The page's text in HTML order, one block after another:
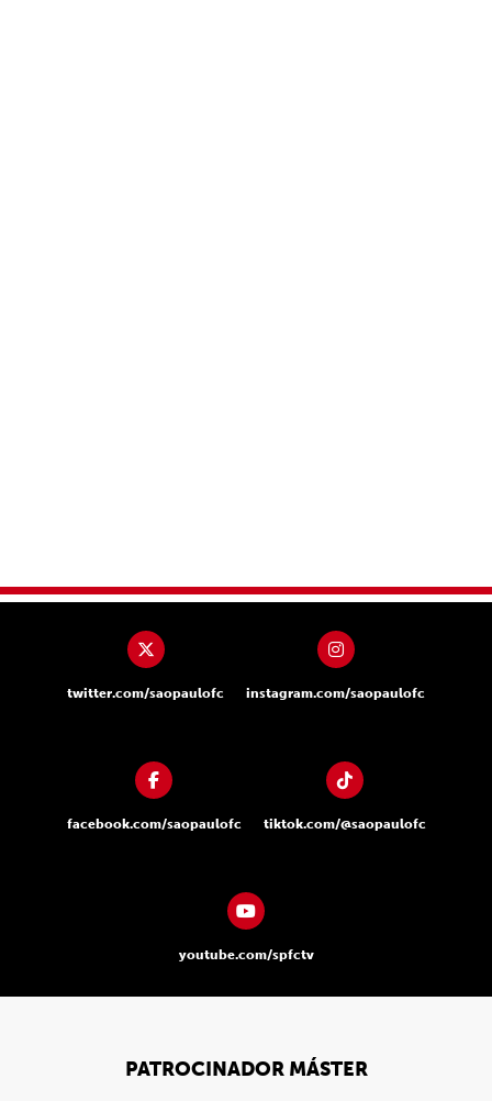
twitter.com/saopaulofc instagram.com/saopaulofc
facebook.com/saopaulofc tiktok.com/@saopaulofc
youtube.com/spfctv
PATROCINADOR MÁSTER